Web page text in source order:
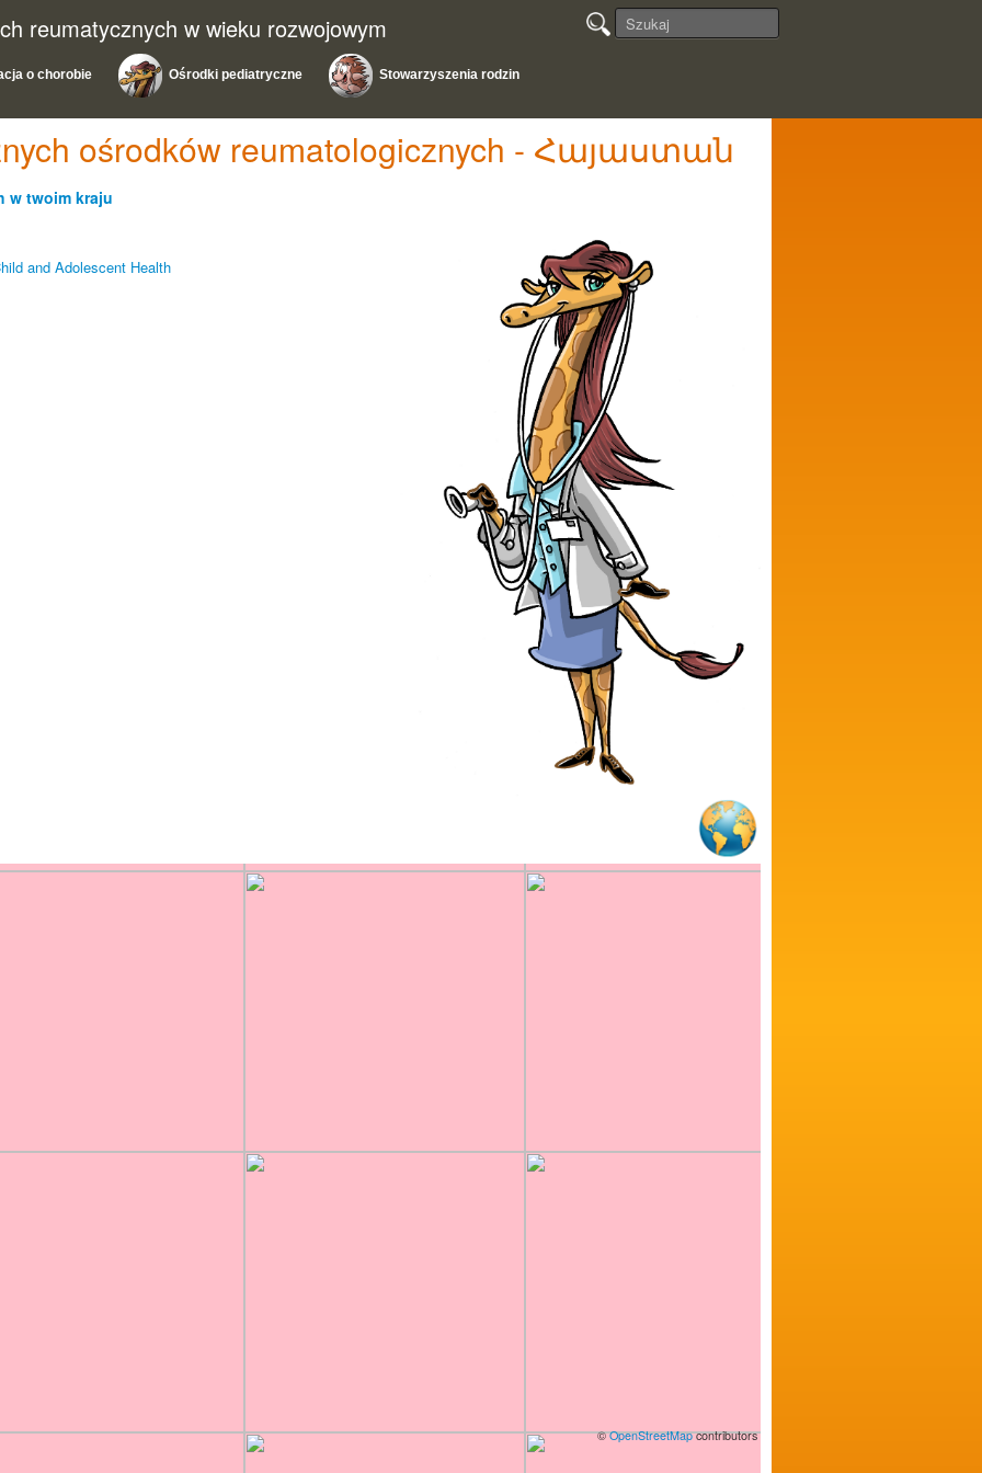
reumatycznych w wieku rozwojowym
o chorobie Ośrodki pediatryczne Stowarzyszenia rodzin
ośrodków reumatologicznych - Հայաստան
w twoim kraju
and Adolescent Health
©OpenStreetMapcontributors